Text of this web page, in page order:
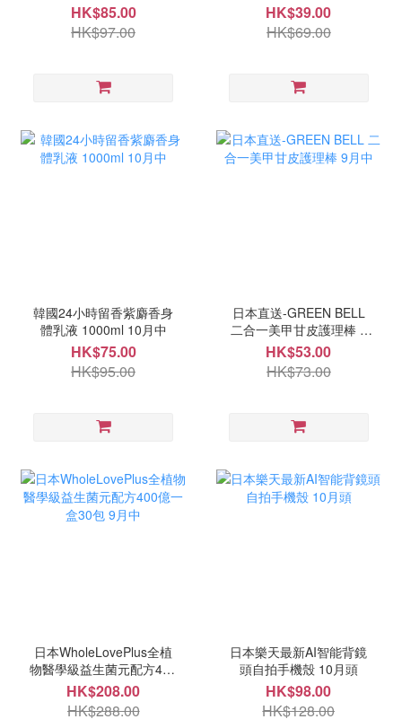
HK$85.00
HK$97.00
HK$39.00
HK$69.00
韓國24小時留香紫麝香身
體乳液 1000ml 10月中
HK$75.00
HK$95.00
日本直送-GREEN BELL
二合一美甲甘皮護理棒 9
月中
HK$53.00
HK$73.00
日本WholeLovePlus全植
物醫學級益生菌元配方400
億一盒30包 9月中
HK$208.00
HK$288.00
日本樂天最新AI智能背鏡
頭自拍手機殼 10月頭
HK$98.00
HK$128.00